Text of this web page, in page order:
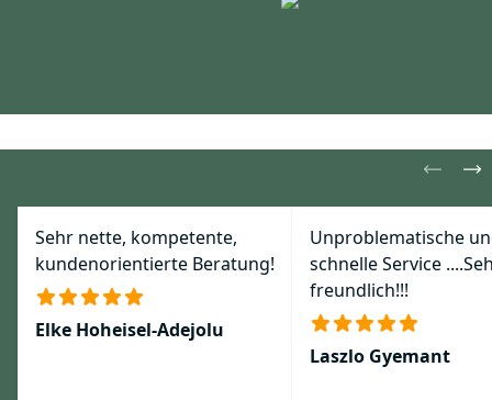
Sehr nette, kompetente,
kundenorientierte Beratung!
Elke Hoheisel-Adejolu
Unproblematische
schnelle Service
freundlich!!!
Laszlo Gyemant